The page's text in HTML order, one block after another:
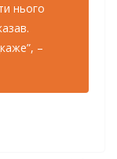
ньoгo
–